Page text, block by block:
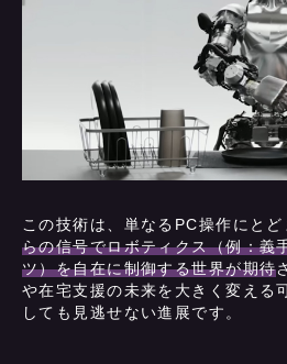
この技術は、単なるPC操作にとど
らの信号でロボティクス（例：義
ツ）を自在に制御する世界が期待
や在宅支援の未来を大きく変える
しても見逃せない進展です。